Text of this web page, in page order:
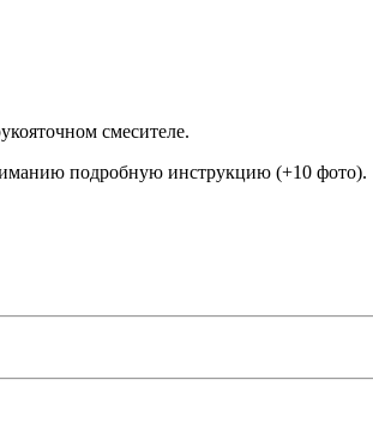
смесителе.
подробную инструкцию (+10 фото).